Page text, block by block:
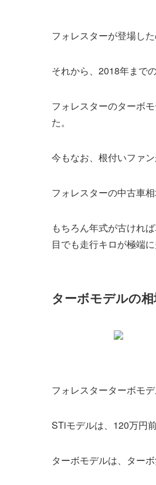
フォレスターが登場した
それから、2018年まで
フォレスターのターボ
た。
今もなお、根付いファン
フォレスターの中古車
もちろん年式が古けれ
目でも走行キロが極端
ターボモデルの
フォレスターターボモ
STiモデルは、120万円
ターボモデルは、ター